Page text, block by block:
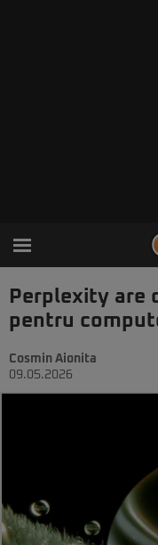
Perplexity are
pentru
Cosmin Aionita
09.05.2026